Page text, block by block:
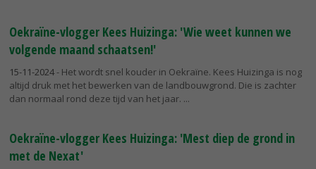
Oekraïne-vlogger Kees Huizinga: 'Wie weet kunnen we
volgende maand schaatsen!'
15-11-2024- Het wordt snel kouder in Oekraïne. Kees Huizinga is nog
altijd druk met het bewerken van de landbouwgrond. Die is zachter
dan normaal rond deze tijd van het jaar.
Oekraïne-vlogger Kees Huizinga: 'Mest diep de grond in
met de Nexat'